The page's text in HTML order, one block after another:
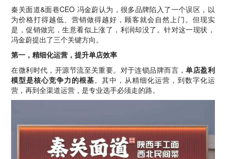
秦关面道&面巷CEO 冯金蔚认为，很多品牌陷入了一个误区，以
为价格打得越低、营销做得越好，顾客就会自然上门。但现实
是，促销做完，生意看似上涨了，利润却没了。针对这一现状，
冯金蔚提出了三个关键方向。
第一，精细化运营，提升单店效率
在微利时代，开源节流至关重要。对于连锁品牌而言，单店盈利
模型是核心竞争力的根基。其中，从精细化运营，到数字化运
营，再到全渠道运营，是专业选手必须走的路。